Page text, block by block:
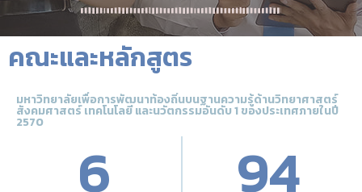
คณะและหลักสูตร
มหาวิทยาลัยเพื่อการพัฒนาท้องถิ่นบนฐานความรู้ด้านวิทยาศาสตร์
สังคมศาสตร์ เทคโนโลยี และนวัตกรรมอันดับ 1 ของประเทศภายในปี
2570
6 94